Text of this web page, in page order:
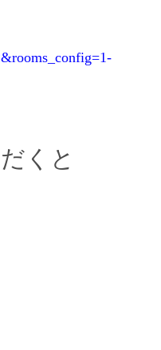
くと